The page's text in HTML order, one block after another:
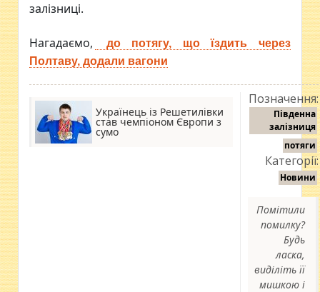
залізниці.
Нагадаємо,
до потягу, що їздить через
Полтаву, додали вагони
Українець із Решетилівки
став чемпіоном Європи з
сумо
Позначення:
Південна
залізниця
потяги
Категорії:
Новини
Помітили
помилку?
Будь
ласка,
виділіть її
мишкою і